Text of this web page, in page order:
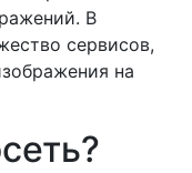
В
сервисов,
на